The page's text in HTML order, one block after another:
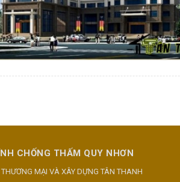
CHỐNG THẤM QUY NHƠN
MẠI VÀ XÂY DỰNG TÂN THANH